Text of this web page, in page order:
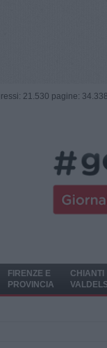
21.530 pagine:
FIRENZE E
PROVINCIA
CHIANTI